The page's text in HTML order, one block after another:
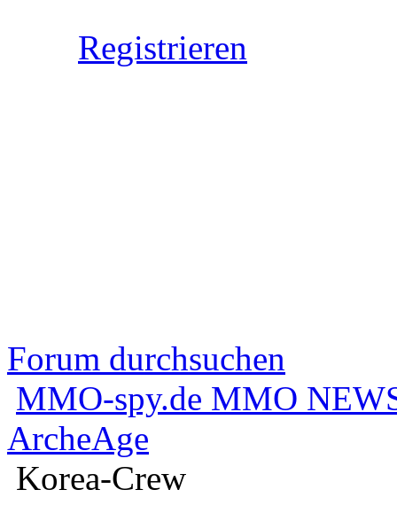
Registrieren
Forum durchsuchen
MMO-spy.de MMO
ArcheAge
Korea-Crew